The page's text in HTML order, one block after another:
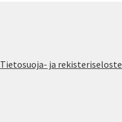
Tietosuoja- ja rekisteriseloste